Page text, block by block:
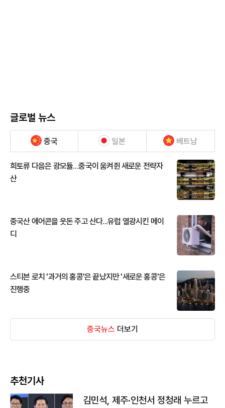
글로벌 뉴스
중국 일본 베트남
희토류 다음은 광모듈…중국이 움켜쥔 새로운 전략자
산
중국산 에어콘을 웃돈 주고 산다...유럽 열광시킨 메이
디
스티븐 로치 '과거의 홍콩'은 끝났지만 '새로운 홍콩'은
진행중
중국뉴스 더보기
추천기사
김민석, 제주·인천서 정청래 누르고